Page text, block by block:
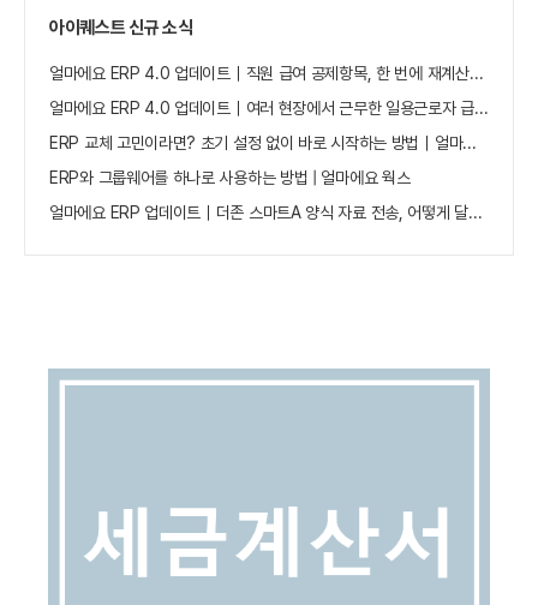
가
기
아이퀘스트 신규 소식
얼마에요 ERP 4.0 업데이트｜직원 급여 공제항목, 한 번에 재계산하세요
얼마에요 ERP 4.0 업데이트｜여러 현장에서 근무한 일용근로자 급여, 현장별로 선택 수집하세요
ERP 교체 고민이라면? 초기 설정 없이 바로 시작하는 방법｜얼마에요 ERP
ERP와 그룹웨어를 하나로 사용하는 방법 | 얼마에요 웍스
얼마에요 ERP 업데이트｜더존 스마트A 양식 자료 전송, 어떻게 달라졌나요?